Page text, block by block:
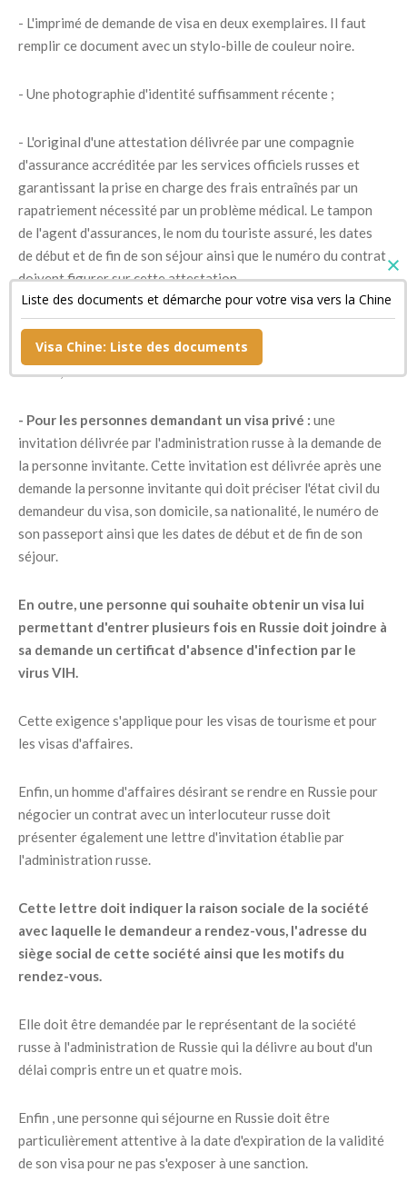
- L'imprimé de demande de visa en deux exemplaires. Il faut
remplir ce document avec un stylo-bille de couleur noire.
- Une photographie d'identité suffisamment récente ;
- L'original d'une attestation délivrée par une compagnie
d'assurance accréditée par les services officiels russes et
garantissant la prise en charge des frais entraînés par un
rapatriement nécessité par un problème médical. Le tampon
de l'agent d'assurances, le nom du touriste assuré, les dates
de début et de fin de son séjour ainsi que le numéro du contrat
doivent figurer sur cette attestation.
- Un document confirmant la réservation de sa chambre
d'hôtel si son séjour est bref ainsi qu'une copie de son billet de
retour ;
- Pour les personnes demandant un visa privé : une
invitation délivrée par l'administration russe à la demande de
la personne invitante. Cette invitation est délivrée après une
demande la personne invitante qui doit préciser l'état civil du
demandeur du visa, son domicile, sa nationalité, le numéro de
son passeport ainsi que les dates de début et de fin de son
séjour.
En outre, une personne qui souhaite obtenir un visa lui
permettant d'entrer plusieurs fois en Russie doit joindre à
sa demande un certificat d'absence d'infection par le
virus VIH.
Cette exigence s'applique pour les visas de tourisme et pour
les visas d'affaires.
Enfin, un homme d'affaires désirant se rendre en Russie pour
négocier un contrat avec un interlocuteur russe doit
présenter également une lettre d'invitation établie par
l'administration russe.
Cette lettre doit indiquer la raison sociale de la société
avec laquelle le demandeur a rendez-vous, l'adresse du
siège social de cette société ainsi que les motifs du
rendez-vous.
Elle doit être demandée par le représentant de la société
russe à l'administration de Russie qui la délivre au bout d'un
délai compris entre un et quatre mois.
Enfin , une personne qui séjourne en Russie doit être
particulièrement attentive à la date d'expiration de la validité
de son visa pour ne pas s'exposer à une sanction.
Liste des documents et démarche pour votre visa vers la Chine
Visa Chine: Liste des documents